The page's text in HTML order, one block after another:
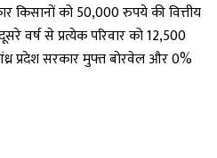
किसानों को 50,000 रुपये की वित्तीय
वर्ष से प्रत्येक परिवार को 12,500
प्रदेश सरकार मुफ्त बोरवेल और 0%